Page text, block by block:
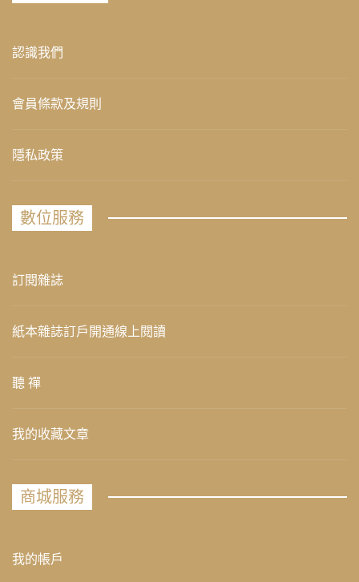
認識我們
會員條款及規則
隱私政策
數位服務
訂閱雜誌
紙本雜誌訂戶開通線上閱讀
聽 禪
我的收藏文章
商城服務
我的帳戶